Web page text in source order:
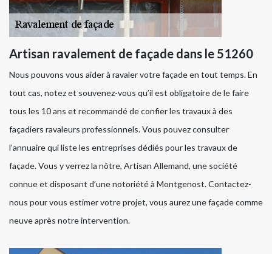
Artisan ravalement de façade dans le 51260
Nous pouvons vous aider à ravaler votre façade en tout temps. En
tout cas, notez et souvenez-vous qu’il est obligatoire de le faire
tous les 10 ans et recommandé de confier les travaux à des
façadiers ravaleurs professionnels. Vous pouvez consulter
l’annuaire qui liste les entreprises dédiés pour les travaux de
façade. Vous y verrez la nôtre, Artisan Allemand, une société
connue et disposant d’une notoriété à Montgenost. Contactez-
nous pour vous estimer votre projet, vous aurez une façade comme
neuve après notre intervention.